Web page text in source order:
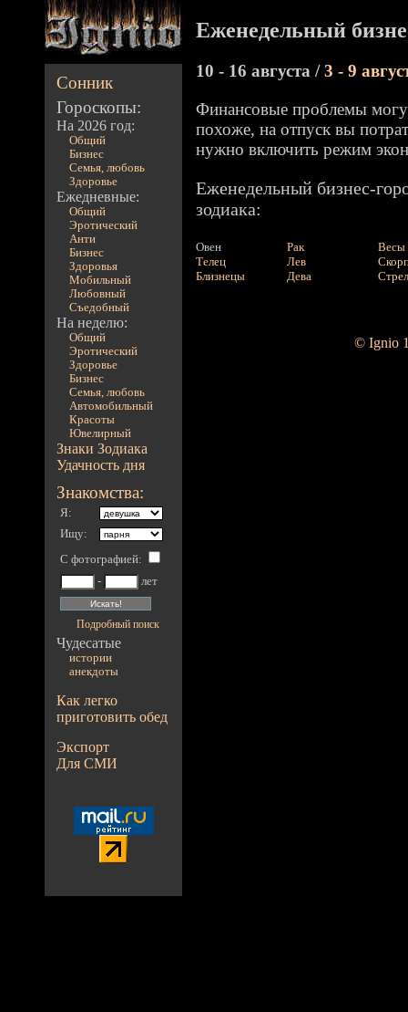
Сонник
Гороскопы:
На 2026 год:
Общий
Бизнес
Семья, любовь
Здоровье
Ежедневные:
Общий
Эротический
Анти
Бизнес
Здоровья
Мобильный
Любовный
Съедобный
На неделю:
Общий
Эротический
Здоровье
Бизнес
Семья, любовь
Автомобильный
Красоты
Ювелирный
Знаки Зодиака
Удачность дня
Знакомства:
Я:
Ищу:
С фотографией:
-
лет
Подробный поиск
Чудесатые
истории
анекдоты
Как легко
приготовить обед
Экспорт
Для СМИ
Еженедельный
10 - 16 августа /3 - 9
Финансовые проблемы
похоже, на отпуск вы
нужно включить режим
Еженедельный бизнес-
зодиака:
Овен
Телец
Близнецы
Рак
Лев
Дева
Весы
© Ignio